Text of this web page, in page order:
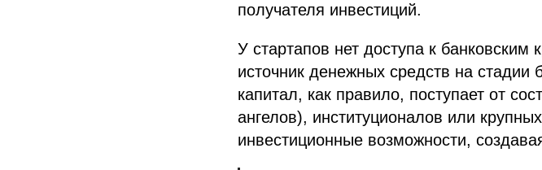
получателя инвестиций.
У стартапов нет доступа к
источник денежных средств на стадии
капитал, как правило, поступает от
ангелов), институционалов или
инвестиционные возможности,